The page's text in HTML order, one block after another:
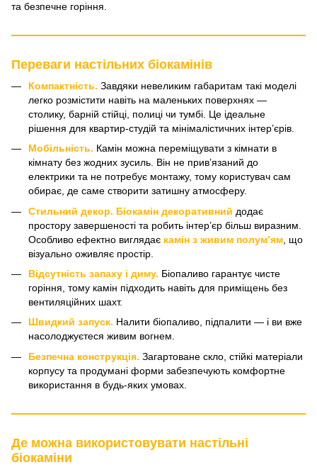
та безпечне горіння.
Переваги настільних біокамінів
Компактність. Завдяки невеликим габаритам такі моделі
легко розмістити навіть на маленьких поверхнях —
столику, барній стійці, полиці чи тумбі. Це ідеальне
рішення для квартир-студій та мінімалістичних інтер’єрів.
Мобільність. Камін можна переміщувати з кімнати в
кімнату без жодних зусиль. Він не прив’язаний до
електрики та не потребує монтажу, тому користувач сам
обирає, де саме створити затишну атмосферу.
Стильний декор. Біокамін декоративний додає
простору завершеності та робить інтер’єр більш виразним.
Особливо ефектно виглядає камін з живим полум’ям , що
візуально оживляє простір.
Відсутність запаху і диму. Біопаливо гарантує чисте
горіння, тому камін підходить навіть для приміщень без
вентиляційних шахт.
Швидкий запуск. Налити біопаливо, підпалити — і ви вже
насолоджуєтеся живим вогнем.
Безпечна конструкція. Загартоване скло, стійкі матеріали
корпусу та продумані форми забезпечують комфортне
використання в будь-яких умовах.
Де можна використовувати настільні
біокаміни